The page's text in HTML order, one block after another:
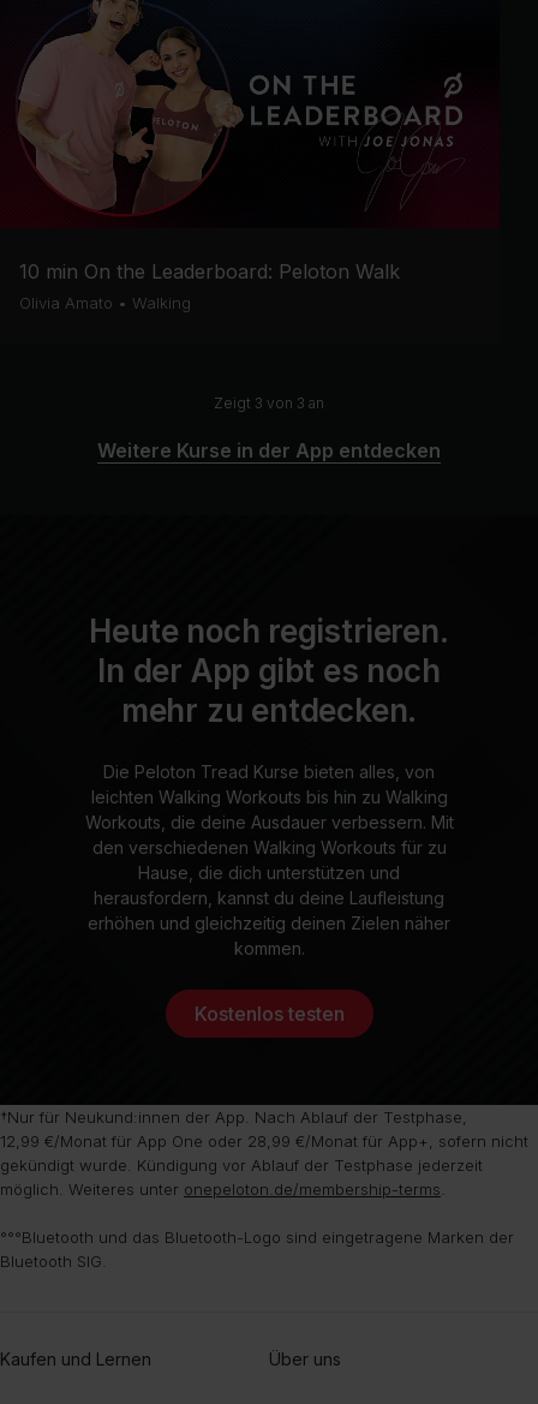
10 min On the Leaderboard: Peloton Walk
Olivia Amato • Walking
Zeigt 3 von 3 an
Weitere Kurse in der App entdecken
Heute noch registrieren.
In der App gibt es noch
mehr zu entdecken.
Die Peloton Tread Kurse bieten alles, von
leichten Walking Workouts bis hin zu Walking
Workouts, die deine Ausdauer verbessern. Mit
den verschiedenen Walking Workouts für zu
Hause, die dich unterstützen und
herausfordern, kannst du deine Laufleistung
erhöhen und gleichzeitig deinen Zielen näher
kommen.
Kostenlos testen
†Nur für Neukund:innen der App. Nach Ablauf der Testphase,
12,99 €/Monat für App One oder 28,99 €/Monat für App+, sofern nicht
gekündigt wurde. Kündigung vor Ablauf der Testphase jederzeit
möglich. Weiteres unter onepeloton.de/membership-terms
°°°Bluetooth und das Bluetooth-Logo sind eingetragene Marken der
Bluetooth SIG.
Kaufen und Lernen Über uns